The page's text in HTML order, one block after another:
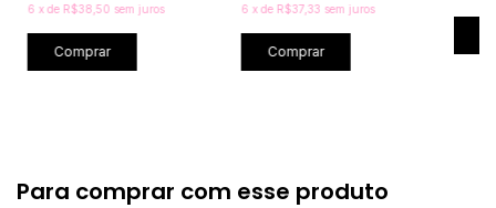
6 xde R$38,50 sem juros
Comprar
6 xde R$37,33 sem juros
Comprar
Para comprar com esse produto